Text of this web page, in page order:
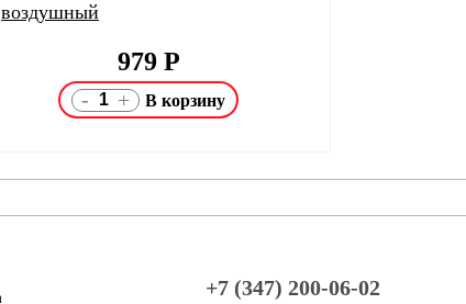
воздушный
979 Р
- +
+7 (347) 200-06-02